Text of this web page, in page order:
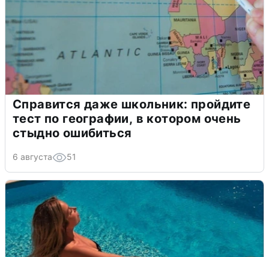
Справится даже школьник: пройдите
тест по географии, в котором очень
стыдно ошибиться
6 августа 51